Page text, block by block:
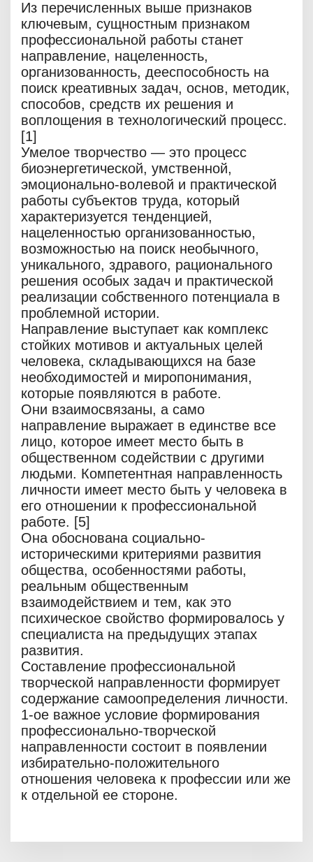
Из перечисленных выше признаков
ключевым, сущностным признаком
профессиональной работы станет
направление, нацеленность,
организованность, дееспособность на
поиск креативных задач, основ, методик,
способов, средств их решения и
воплощения в технологический процесс.
[1]
Умелое творчество — это процесс
биоэнергетической, умственной,
эмоционально-волевой и практической
работы субъектов труда, который
характеризуется тенденцией,
нацеленностью организованностью,
возможностью на поиск необычного,
уникального, здравого, рационального
решения особых задач и практической
реализации собственного потенциала в
проблемной истории.
Направление выступает как комплекс
стойких мотивов и актуальных целей
человека, складывающихся на базе
необходимостей и миропонимания,
которые появляются в работе.
Они взаимосвязаны, а само
направление выражает в единстве все
лицо, которое имеет место быть в
общественном содействии с другими
людьми. Компетентная направленность
личности имеет место быть у человека в
его отношении к профессиональной
работе. [5]
Она обоснована социально-
историческими критериями развития
общества, особенностями работы,
реальным общественным
взаимодействием и тем, как это
психическое свойство формировалось у
специалиста на предыдущих этапах
развития.
Составление профессиональной
творческой направленности формирует
содержание самоопределения личности.
1-ое важное условие формирования
профессионально-творческой
направленности состоит в появлении
избирательно-положительного
отношения человека к профессии или же
к отдельной ее стороне.